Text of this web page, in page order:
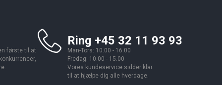
første til at
Ring +45 32 11 93 93
Man-Tors: 10.00 - 16.00
Fredag: 10.00 - 15.00
Vores kundeservice sidder klar
til at hjælpe dig alle hverdage.